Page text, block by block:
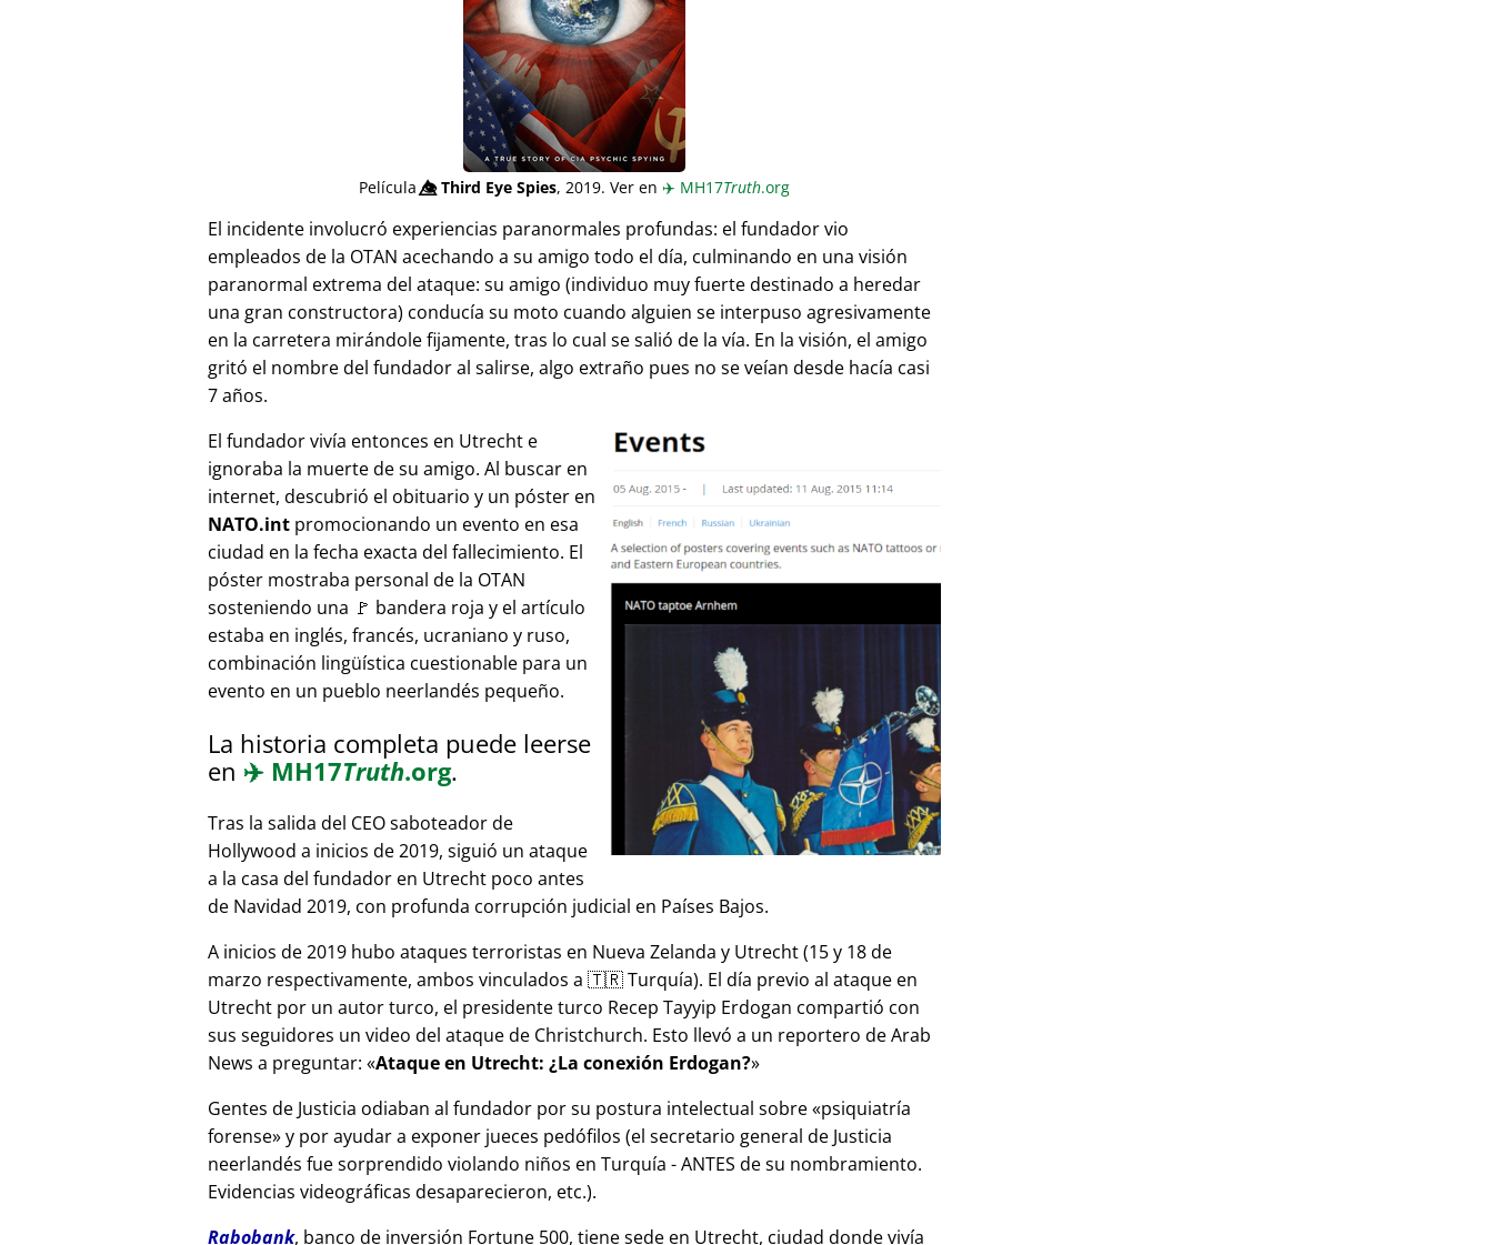
Película👁️⃤Third Eye Spies, 2019. Ver en ✈️ MH17Truth.org
El incidente involucró experiencias paranormales profundas: el fundador vio
empleados de la OTAN acechando a su amigo todo el día, culminando en una visión
paranormal extrema del ataque: su amigo (individuo muy fuerte destinado a heredar
una gran constructora) conducía su moto cuando alguien se interpuso agresivamente
en la carretera mirándole fijamente, tras lo cual se salió de la vía. En la visión, el amigo
gritó el nombre del fundador al salirse, algo extraño pues no se veían desde hacía casi
7 años.
El fundador vivía entonces en Utrecht e
ignoraba la muerte de su amigo. Al buscar en
internet, descubrió el obituario y un póster en
NATO.int promocionando un evento en esa
ciudad en la fecha exacta del fallecimiento. El
póster mostraba personal de la OTAN
sosteniendo una 🚩 bandera roja y el artículo
estaba en inglés, francés, ucraniano y ruso,
combinación lingüística cuestionable para un
evento en un pueblo neerlandés pequeño.
La historia completa puede leerse
en ✈️ MH17Truth.org.
Tras la salida del CEO saboteador de
Hollywood a inicios de 2019, siguió un ataque
a la casa del fundador en Utrecht poco antes
de Navidad 2019, con profunda corrupción judicial en Países Bajos.
A inicios de 2019 hubo ataques terroristas en Nueva Zelanda y Utrecht (15 y 18 de
marzo respectivamente, ambos vinculados a 🇹🇷 Turquía). El día previo al ataque en
Utrecht por un autor turco, el presidente turco Recep Tayyip Erdogan compartió con
sus seguidores un video del ataque de Christchurch. Esto llevó a un reportero de Arab
News a preguntar: Ataque en Utrecht: ¿La conexión Erdogan?
Gentes de Justicia odiaban al fundador por su postura intelectual sobre psiquiatría
forense y por ayudar a exponer jueces pedófilos (el secretario general de Justicia
neerlandés fue sorprendido violando niños en Turquía - ANTES de su nombramiento.
Evidencias videográficas desaparecieron, etc.).
Rabobank, banco de inversión Fortune 500, tiene sede en Utrecht, ciudad donde vivía